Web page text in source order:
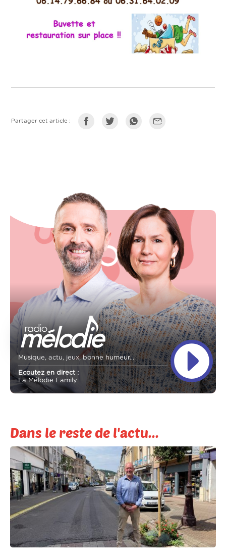
Partager cet article :
Musique, actu, jeux, bonne humeur...
Ecoutez en direct :
La Mélodie Family
Dans le reste de l'actu...